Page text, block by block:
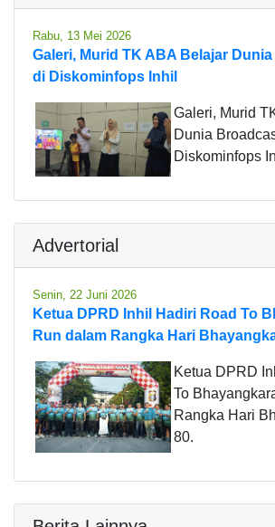
Rabu, 13 Mei 2026
Galeri, Murid TK ABA Belajar
di Diskominfops Inhil
Galeri, Murid
Dunia
Diskominfops
Advertorial
Senin, 22 Juni 2026
Ketua DPRD Inhil Hadiri Road To
Run dalam Rangka Hari
Ketua DPRD
To
Rangka Hari
80.